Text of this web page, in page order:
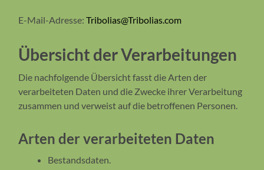
E-Mail-Adresse:Tribolias@Tribolias.com
Übersicht der Verarbeitungen
Die nachfolgende Übersicht fasst die Arten der
verarbeiteten Daten und die Zwecke ihrer Verarbeitung
zusammen und verweist auf die betroffenen Personen.
Arten der verarbeiteten Daten
Bestandsdaten.